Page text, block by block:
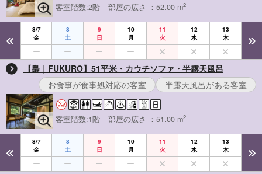
客室階数:2階 部屋の広さ ：52.00 m2
8/7
金
8
土
9
日
10
月
11
火
12
水
13
木
【梟｜FUKURO】51平米・カウチソファ・半露天風呂
お食事が食事処対応の客室
半露天風呂がある客室
客室階数:1階 部屋の広さ ：51.00 m2
8/7
金
8
土
9
日
10
月
11
火
12
水
13
木